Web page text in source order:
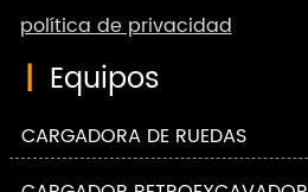
política de privacidad
| Equipos
CARGADORA DE RUEDAS